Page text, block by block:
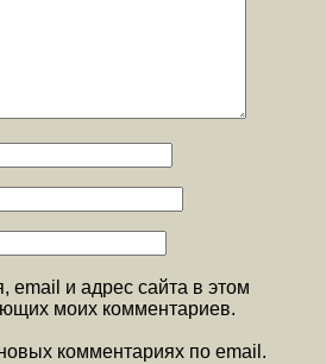
email и адрес сайта в этом
моих комментариев.
комментариях по email.